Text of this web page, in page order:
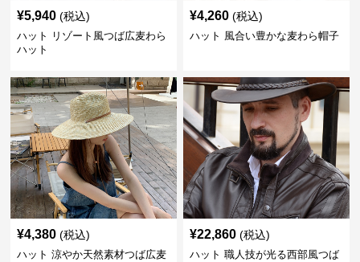
¥5,940 (税込)
ハット リゾート風つば広麦わら
ハット
¥4,260 (税込)
ハット 風合い豊かな麦わら帽子
¥4,380 (税込)
ハット 涼やか天然素材つば広麦
¥22,860 (税込)
ハット 職人技が光る西部風つば